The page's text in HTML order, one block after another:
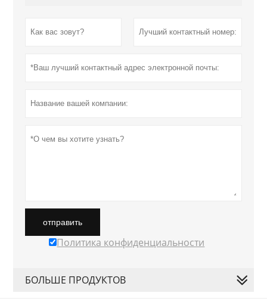
отправить
Политика конфиденциальности
БОЛЬШЕ ПРОДУКТОВ